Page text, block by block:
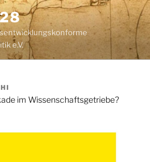
e.V.
im Wissenschaftsgetriebe?